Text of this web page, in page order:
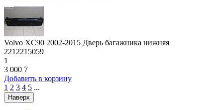
Volvo XC90 2002-2015 Дверь багажника нижняя
2212215059
1
3 000 7
Добавить в корзину
1 2 3 4 5 ...
Наверх